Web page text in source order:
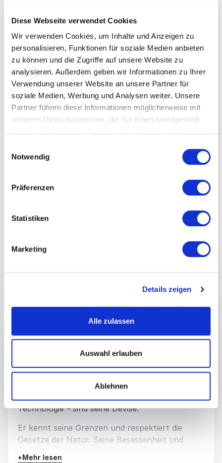
Diese Webseite verwendet Cookies
Wir verwenden Cookies, um Inhalte und Anzeigen zu
personalisieren, Funktionen für soziale Medien anbieten
zu können und die Zugriffe auf unsere Website zu
analysieren. Außerdem geben wir Informationen zu Ihrer
Verwendung unserer Website an unsere Partner für
soziale Medien, Werbung und Analysen weiter. Unsere
Partner führen diese Informationen möglicherweise mit
weiteren Daten zusammen, die Sie ihnen bereitgestellt
Notwendig
Präferenzen
Statistiken
Marketing
Details zeigen
Alle zulassen
Auswahl erlauben
Ablehnen
von 5
Im Rahmen unserer Aktionswoche zu "Nachhaltigkeit
bei Zeppelin" haben wir Hr. Messner als Keynote
Speaker mit dem Vortrag "Berge versetzen" können.
Hr. Messner hat mit seiner Bühnenpräsenz, seinen
unvergleichlichen Erlebnissen und seiner
hervorragenden Vorbereitung unsere Erwartungen
sogar noch übertroffen. Wir waren überwältigt von
seinen Erfahrungen als auch seiner demütigen,
selbstkritischen und dankbaren Lebenseinstellung, die
Kundenbewertungen
VORTRAG VON REFERENT REINHOLD
Berge versetzen
von Reinhold Messner.
revolutionierten den Alpinismus. Der Mut zum
Ungewissen, oft „Unmöglichen“, und die Kunst
Technologie – sind seine Devise.
Er kennt seine Grenzen und respektiert die
Gesetze der Natur. Seine Besessenheit und
+Mehr lesen